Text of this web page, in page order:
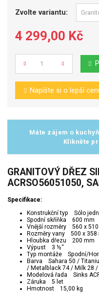
Zvolte variantu:
4 299,00 Kč
Počet
Napište si o lepší
Máte zájem o
Klikněte
GRANITOVÝ DŘEZ
ACRSO56051050,
Specifikace:
Konstrukční typ Sólo
Spodní skříňka 600 mm
Vnější rozměry 560 x
Rozměry vany 500 x 358
Hloubka dřezu 200 mm
Výpust 3 ½“
Typ montáže Spodní/
Barva Sahara 50 /
/ Metalblack 74 / Milk 28
Modelová řada Sinks
Záruka 5 let
Hmotnost 15,00 kg